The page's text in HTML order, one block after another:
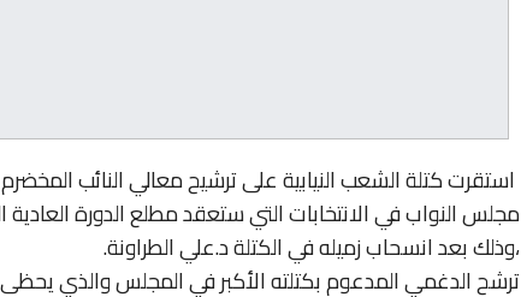
استقرت كتلة الشعب النيابية على ترشيح معالي النائب
مجلس النواب في الانتخابات التي ستعقد مطلع الدورة العادية
،وذلك بعد انسحاب زميله في الكتلة د.علي الطراونة.
ترشح الدغمي المدعوم بكتلته الأكبر في المجلس والذي